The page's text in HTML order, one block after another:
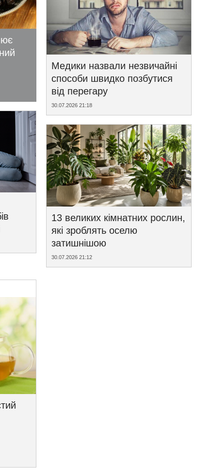
Медики назвали незвичайні
способи швидко позбутися
від перегару
30.07.2026 21:18
13 великих кімнатних рослин,
які зроблять оселю
затишнішою
30.07.2026 21:12